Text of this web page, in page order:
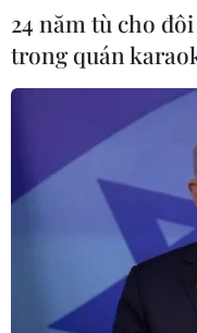
24 năm tù cho
trong quán